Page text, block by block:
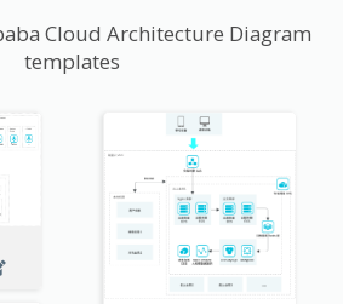
Cloud Architecture Diagram
templates